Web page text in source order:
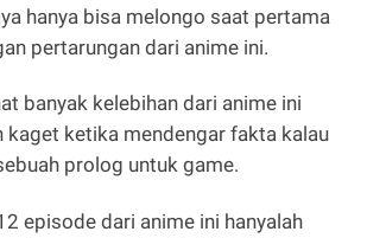
hanya bisa melongo saat pertama
pertarungan dari anime ini.
banyak kelebihan dari anime ini
kaget ketika mendengar fakta kalau
prolog untuk game.
episode dari anime ini hanyalah